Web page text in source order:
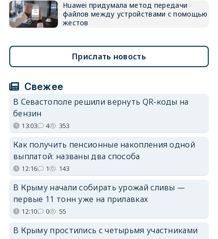
Huawei придумала метод передачи
файлов между устройствами с помощью
жестов
Прислать новость
Свежее
В Севастополе решили вернуть QR-коды на
бензин
13:03 4 353
Как получить пенсионные накопления одной
выплатой: названы два способа
12:16 1 143
В Крыму начали собирать урожай сливы —
первые 11 тонн уже на прилавках
12:10 0 55
В Крыму простились с четырьмя участниками